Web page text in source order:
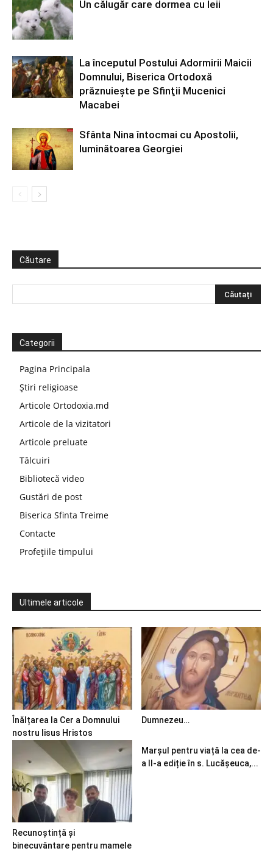
Un călugăr care dormea cu leii
La începutul Postului Adormirii Maicii
Domnului, Biserica Ortodoxă
prăznuiește pe Sfinţii Mucenici
Macabei
Sfânta Nina întocmai cu Apostolii,
luminătoarea Georgiei
Căutare
Categorii
Pagina Principala
Știri religioase
Articole Ortodoxia.md
Articole de la vizitatori
Articole preluate
Tâlcuiri
Bibliotecă video
Gustări de post
Biserica Sfinta Treime
Contacte
Profețiile timpului
Ultimele articole
Înălțarea la Cer a Domnului
nostru Iisus Hristos
Dumnezeu…
Recunoștință și
binecuvântare pentru mamele
Marșul pentru viață la cea de-
a II-a ediție în s. Lucășeuca,...